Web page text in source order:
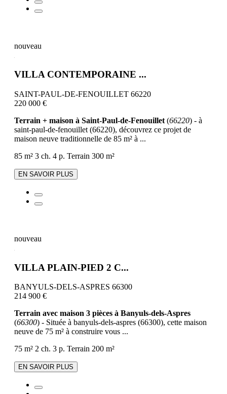
nouveau
VILLA CONTEMPORAINE ...
SAINT-PAUL-DE-FENOUILLET 66220
220 000 €
Terrain + maison à Saint-Paul-de-Fenouillet (66220) - à
saint-paul-de-fenouillet (66220), découvrez ce projet de
maison neuve traditionnelle de 85 m² à ...
85 m² 3 ch. 4 p. Terrain 300 m²
EN SAVOIR PLUS
nouveau
VILLA PLAIN-PIED 2 C...
BANYULS-DELS-ASPRES 66300
214 900 €
Terrain avec maison 3 pièces à Banyuls-dels-Aspres
(66300) - Située à banyuls-dels-aspres (66300), cette maison
neuve de 75 m² à construire vous ...
75 m² 2 ch. 3 p. Terrain 200 m²
EN SAVOIR PLUS